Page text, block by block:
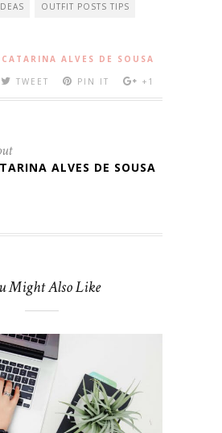
OUTFIT POSTS TIPS
CATARINA ALVES DE SOUSA
TWEET PIN IT +1
ALVES DE SOUSA
Might Also Like